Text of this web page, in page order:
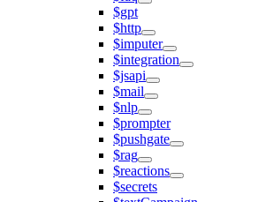
$gpt
$http
$imputer
$integration
$jsapi
$mail
$nlp
$prompter
$pushgate
$rag
$reactions
$secrets